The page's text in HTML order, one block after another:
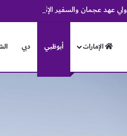
ولي عهد عجمان والسفير الإثيوبي يبحثان
الإمارات أبوظبي دبي